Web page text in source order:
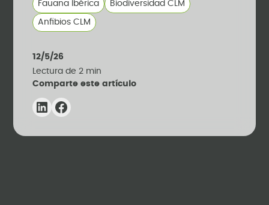
Fauana Ibérica Biodiversidad CLM
Anfibios CLM
12/5/26
Lectura de2 min
Comparte este artículo